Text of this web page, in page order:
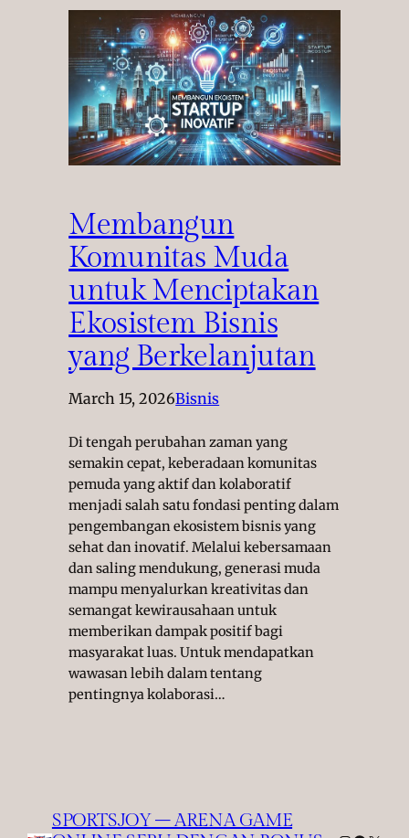
Membangun
Komunitas Muda
untuk Menciptakan
Ekosistem Bisnis
yang Berkelanjutan
March 15, 2026Bisnis
Di tengah perubahan zaman yang
semakin cepat, keberadaan komunitas
pemuda yang aktif dan kolaboratif
menjadi salah satu fondasi penting dalam
pengembangan ekosistem bisnis yang
sehat dan inovatif. Melalui kebersamaan
dan saling mendukung, generasi muda
mampu menyalurkan kreativitas dan
semangat kewirausahaan untuk
memberikan dampak positif bagi
masyarakat luas. Untuk mendapatkan
wawasan lebih dalam tentang
pentingnya kolaborasi…
SPORTSJOY – ARENA GAME